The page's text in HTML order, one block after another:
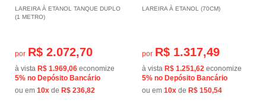
LAREIRA À ETANOL TANQUE DUPLO
(1 METRO)
por R$ 2.072,70
à vista R$ 1.969,06 economize
5% no Depósito Bancário
ou em 10x de R$ 236,82
LAREIRA À ETANOL (70CM)
por R$ 1.317,49
à vista R$ 1.251,62 economize
5% no Depósito Bancário
ou em 10x de R$ 150,54